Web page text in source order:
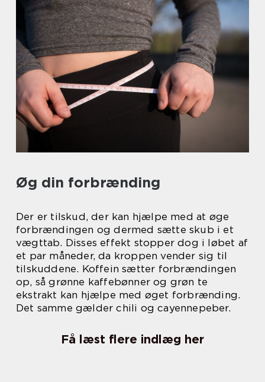
Øg din forbrænding
Der er tilskud, der kan hjælpe med at øge
forbrændingen og dermed sætte skub i et
vægttab. Disses effekt stopper dog i løbet af
et par måneder, da kroppen vender sig til
tilskuddene. Koffein sætter forbrændingen
op, så grønne kaffebønner og grøn te
ekstrakt kan hjælpe med øget forbrænding.
Det samme gælder chili og cayennepeber.
Få læst flere indlæg her